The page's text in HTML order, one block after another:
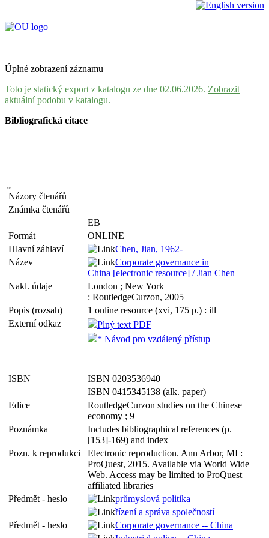
Úplné zobrazení záznamu
Toto je statický export z katalogu ze dne 02.06.2026. Zobrazit
aktuální podobu v katalogu.
Bibliografická citace
Názory čtenářů
Známka čtenářů
EB
Formát
ONLINE
Hlavní záhlaví
Chen, Jian, 1962-
Název
Corporate governance in
China [electronic resource] / Jian Chen
Nakl. údaje
London ; New York
: RoutledgeCurzon, 2005
Popis (rozsah)
1 online resource (xvi, 175 p.) : ill
Externí odkaz
Plný text PDF
* Návod pro vzdálený přístup
ISBN
ISBN 0203536940
ISBN 0415345138 (alk. paper)
Edice
RoutledgeCurzon studies on the Chinese
economy ; 9
Poznámka
Includes bibliographical references (p.
[153]-169) and index
Pozn. k reprodukci
Electronic reproduction. Ann Arbor, MI :
ProQuest, 2015. Available via World Wide
Web. Access may be limited to ProQuest
affiliated libraries
Předmět - heslo
průmyslová politika
řízení a správa společností
Předmět - heslo
Corporate governance -- China